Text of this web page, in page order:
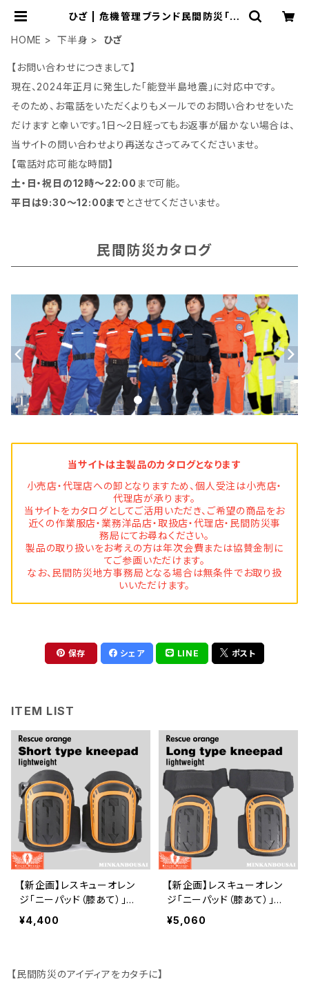
ひざ | 危機管理ブランド民間防災「防
HOME
下半身 ひざ
【お問い合わせにつきまして】
現在、2024年正月に発生した「能登半島地震」に対応中です。
そのため、お電話をいただくよりもメールでのお問い合わせをいた
だけますと幸いです。1日～2日経ってもお返事が届かない場合は、
当サイトの問い合わせより再送なさってみてくださいませ。
【電話対応可能な時間】
土・日・祝日の12時～22:00 まで可能。
平日は9:30～12:00まで とさせてくださいませ。
民間防災カタログ
当サイトは主製品のカタログとなります
小売店・代理店への卸となりますため、個人受注は小売店・
代理店が承ります。
当サイトをカタログとしてご活用いただき、ご希望の商品をお
近くの作業服店・業務洋品店・取扱店・代理店・民間防災事
務局にてお尋ねください。
製品の取り扱いをお考えの方は年次会費または協賛金制に
てご参画いただけます。
なお、民間防災地方事務局となる場合は無条件でお取り扱
いいただけます。
保存 シェア LINE ポスト
ITEM LIST
【新企画】レスキューオレン
ジ「ニーパッド（膝あて）」シ
ョートタイプ 樹脂＋オック
スフォード | 危機管理ブラン
¥4,400
【新企画】レスキューオレン
ジ「ニーパッド（膝あて）」ロ
ングタイプ 樹脂＋オックス
フォード | 危機管理ブランド
¥5,060
【民間防災のアイディアをカタチに】